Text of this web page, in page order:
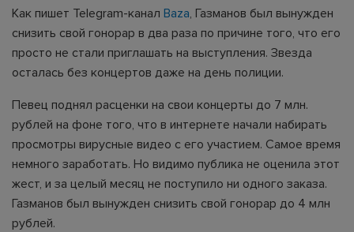
Как пишет Telegram-канал Baza, Газманов был вынужден
снизить свой гонорар в два раза по причине того, что его
просто не стали приглашать на выступления. Звезда
осталась без концертов даже на день полиции.
Певец поднял расценки на свои концерты до 7 млн.
рублей на фоне того, что в интернете начали набирать
просмотры вирусные видео с его участием. Самое время
немного заработать. Но видимо публика не оценила этот
жест, и за целый месяц не поступило ни одного заказа.
Газманов был вынужден снизить свой гонорар до 4 млн
рублей.